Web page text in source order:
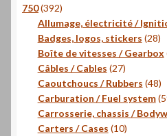
750 392392
produits
Allumage, électricité /
Badges, logos, stickers 2828
Boîte de vitesses / Gearbox
Câbles / Cables 2727
produits
Caoutchoucs / Rubbers 4848
Carburation / Fuel system
Carrosserie, chassis /
Carters / Cases 1010